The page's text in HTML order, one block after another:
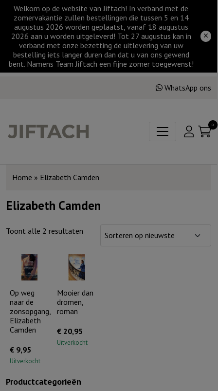
Welkom op de website van Jiftach! In verband met de
zomervakantie zullen bestellingen die tussen 5 en 14
augustus 2026 worden geplaatst, vanaf 18 augustus
2026 aan u worden uitgeleverd! Tot 27 augustus kan in
verband met onze bezetting de uitlevering van uw
bestelling iets langer duren dan dat u van ons gewend
bent. Namens Team Jiftach een fijne zomer toegewenst!
WhatsApp ons
0
Home » Elizabeth Camden
Elizabeth Camden
Productcategorieën
Toont alle 2 resultaten
nieuwste
Op weg
naar de
zonsopgang,
Elizabeth
Camden
€ 9,95
Uitverkocht
Mooier dan
dromen,
roman
€ 20,95
Uitverkocht